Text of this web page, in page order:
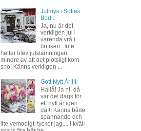
Julmys i Sofias
Bod...
Ja, nu är det
verkligen jul i
varenda vrå i
butiken.. Inte
heller blev julstämningen
mindre av att det plötsligt kom
snö! Känns verkligen ...
Gott Nytt År!!!!!
Hallå! Ja ni, då
var det dags för
ett nytt år igen
då!!! Känns både
spännande och
lite vemodigt, tycker jag.... I kväll